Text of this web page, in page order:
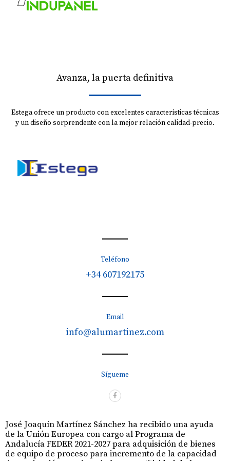
Avanza, la puerta definitiva
Estega ofrece un producto con excelentes características técnicas
y un diseño sorprendente con la mejor relación calidad-precio.
Teléfono
+34 607192175
Email
info@alumartinez.com
Sígueme
José Joaquín Martínez Sánchez ha recibido una ayuda
de la Unión Europea con cargo al Programa de
Andalucía FEDER 2021-2027 para adquisición de bienes
de equipo de proceso para incremento de la capacidad